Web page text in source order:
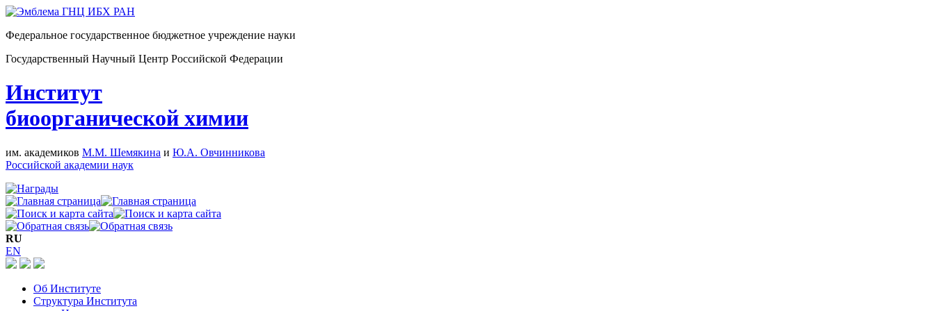
Федеральное государственное бюджетное учреждение науки
Государственный Научный Центр Российской Федерации
Институт
биоорганической химии
им. академиков М.М. Шемякина и Ю.А. Овчинникова
Российской академии наук
RU
EN
Об Институте
Структура Института